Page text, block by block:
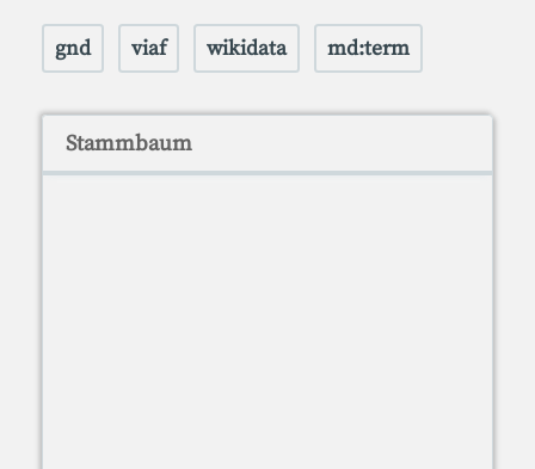
gnd viaf wikidata md:term
Stammbaum